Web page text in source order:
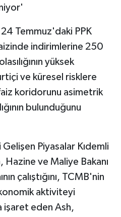
Temmuz'daki PPK
indirimlerine 250
yüksek
ve küresel risklere
koridorunu asimetrik
bulunduğunu
Piyasalar Kıdemli
ve Maliye Bakanı
çalıştığını, TCMB'nin
aktiviteyi
işaret eden Ash,